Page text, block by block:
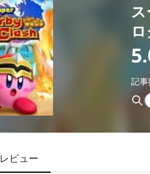
記
レビュー